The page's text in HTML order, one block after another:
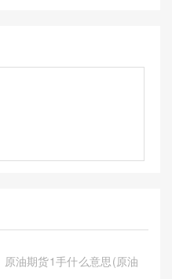
原油期货1手什么意思(原油